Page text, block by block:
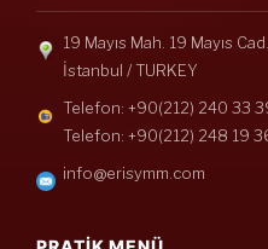
19 Mayıs Mah. 19 Mayıs
İstanbul / TURKEY
Telefon: +90(212) 240 33
Telefon: +90(212) 248 19
info@erisymm.com